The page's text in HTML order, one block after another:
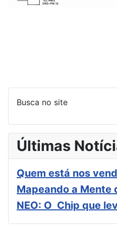
Busca no site
Últimas
Quem está nos
Mapeando a Mente
NEO: O Chip que